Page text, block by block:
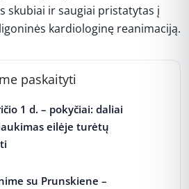
skubiai ir saugiai pristatytas į
kardiologinę reanimaciją.
paskaityti
1 d. – pokyčiai: daliai
eilėje turėtų
su Prunskiene –